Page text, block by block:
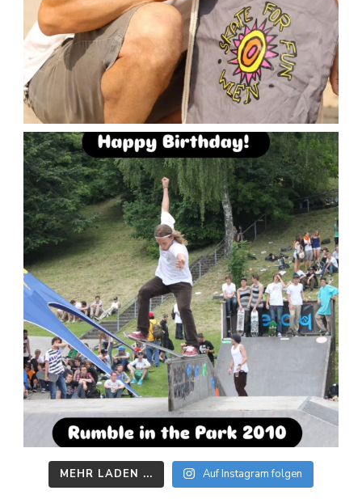
MEHR LADEN ... Auf Instagram folgen